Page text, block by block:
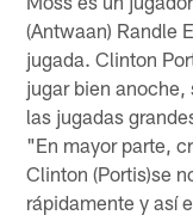
(Antwaan) Randle
jugada. Clinton
jugar bien
las jugadas
"En mayor parte,
Clinton (Portis)se
rápidamente y así